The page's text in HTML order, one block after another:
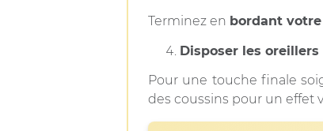
Terminez en bordant
Disposer les
Pour une touche finale
des coussins pour un effet